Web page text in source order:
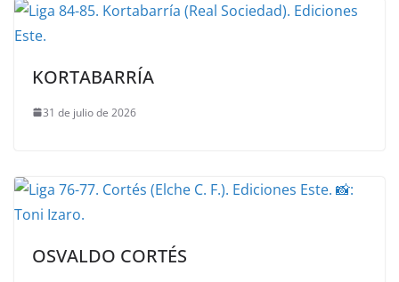
KORTABARRÍA
31 de julio de 2026
OSVALDO CORTÉS